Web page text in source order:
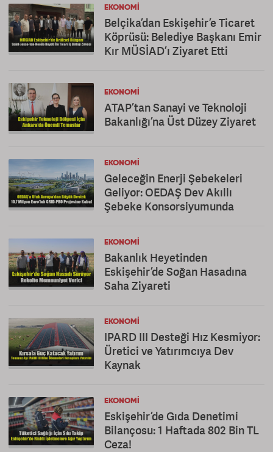
EKONOMI
Belçika’dan Eskişehir’e Ticaret
Köprüsü: Belediye Başkanı Emir
Kır MÜSİAD’ı Ziyaret Etti
EKONOMI
ATAP’tan Sanayi ve Teknoloji
Bakanlığı’na Üst Düzey Ziyaret
EKONOMI
Geleceğin Enerji Şebekeleri
Geliyor: OEDAŞ Dev Akıllı
Şebeke Konsorsiyumunda
EKONOMI
Bakanlık Heyetinden
Eskişehir’de Soğan Hasadına
Saha Ziyareti
EKONOMI
IPARD III Desteği Hız Kesmiyor:
Üretici ve Yatırımcıya Dev
Kaynak
EKONOMI
Eskişehir’de Gıda Denetimi
Bilançosu: 1 Haftada 802 Bin TL
Ceza!